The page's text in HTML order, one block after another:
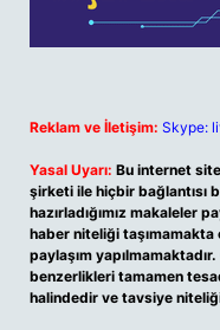
Reklam ve İletişim: Skype:
Yasal Uyarı: Bu internet
şirketi ile hiçbir bağlantısı
hazırladığımız makaleler
haber niteliği taşımamakta
paylaşım
benzerlikleri tamamen
halindedir ve tavsiye